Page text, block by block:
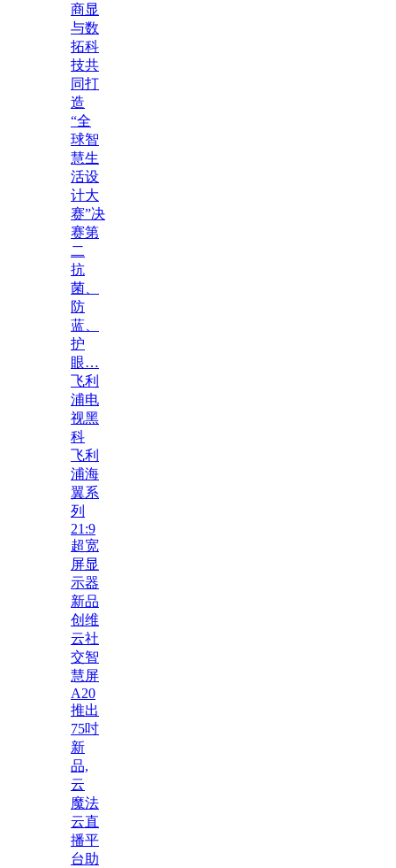
商显
与数
拓科
技共
同打
造
“全
球智
慧生
活设
计大
赛”决
赛第
二
抗
菌、
防
蓝、
护
眼…
飞利
浦电
视黑
科
飞利
浦海
翼系
列
21:9
超宽
屏显
示器
新品
创维
云社
交智
慧屏
A20
推出
75吋
新
品,
云
魔法
云直
播平
台助